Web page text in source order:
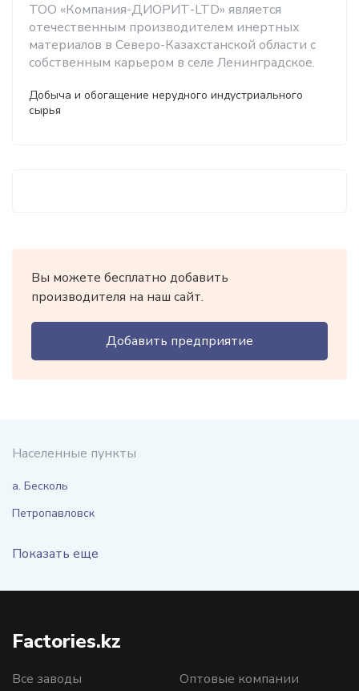
ТОО «Компания-ДИОРИТ-LTD» является
отечественным производителем инертных
материалов в Северо-Казахстанской области с
собственным карьером в селе Ленинградское.
Добыча и обогащение нерудного индустриального
сырья
Вы можете бесплатно добавить
производителя на наш сайт.
Добавить предприятие
Населенные пункты
а. Бесколь
Петропавловск
Показать еще
Factories.kz
Все заводы
Оптовые компании